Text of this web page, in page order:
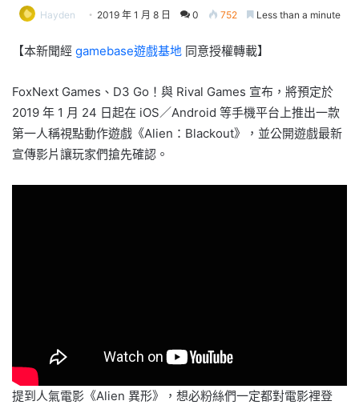
Hayden 2019 年 1 月 8 日 0 752 Less than a minute
【本新聞經 gamebase遊戲基地 同意授權轉載】
FoxNext Games、D3 Go！與 Rival Games 宣布，將預定於
2019 年 1 月 24 日起在 iOS／Android 等手機平台上推出一款
第一人稱視點動作遊戲《Alien：Blackout》，並公開遊戲最新
宣傳影片讓玩家們搶先確認。
提到人氣電影《Alien 異形》，想必粉絲們一定都對電影裡登